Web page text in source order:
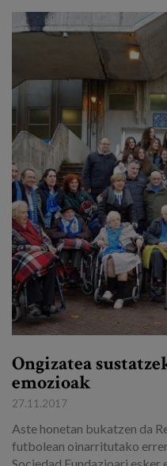
Ongizatea
emozioak
27.11.2017
Aste honetan bukatzen da
futbolean oinarritutako
Sociedad Fundazioari esker